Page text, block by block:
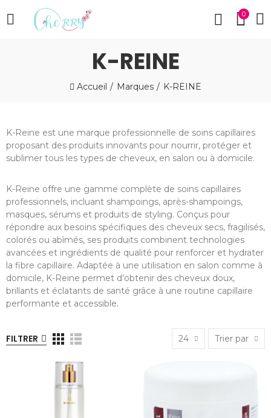
0
K-REINE
Accueil Marques K-REINE
K-Reine est une marque professionnelle de soins capillaires
proposant des produits innovants pour nourrir, protéger et
sublimer tous les types de cheveux, en salon ou à domicile.
K-Reine offre une gamme complète de soins capillaires
professionnels, incluant shampoings, après-shampoings,
masques, sérums et produits de styling. Conçus pour
répondre aux besoins spécifiques des cheveux secs, fragilisés,
colorés ou abîmés, ses produits combinent technologies
avancées et ingrédients de qualité pour renforcer et hydrater
la fibre capillaire. Adaptée à une utilisation en salon comme à
domicile, K-Reine permet d’obtenir des cheveux doux,
brillants et éclatants de santé grâce à une routine capillaire
performante et accessible.
FILTRER 24 Trier par